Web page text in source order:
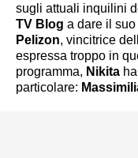
sugli attuali inquilini
TV Blog a dare il
Pelizon, vincitrice
espressa troppo in
programma, Nikita
particolare: